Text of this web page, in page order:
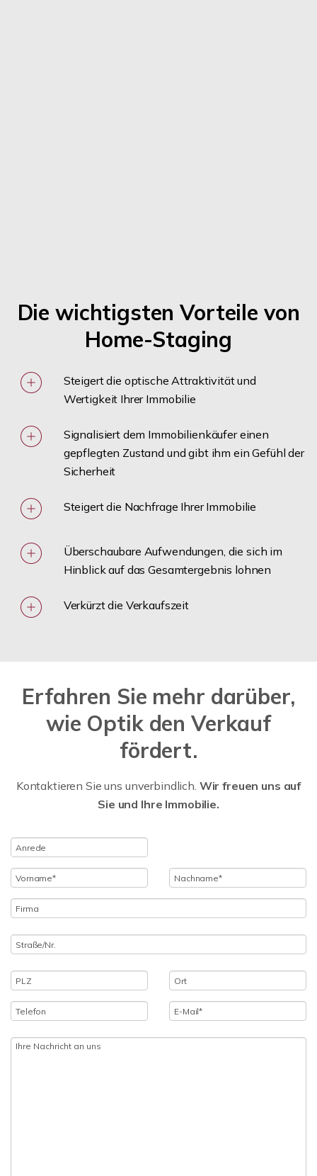
Die wichtigsten Vorteile von
Home-Staging
Steigert die optische Attraktivität und
Wertigkeit Ihrer Immobilie
Signalisiert dem Immobilienkäufer einen
gepflegten Zustand und gibt ihm ein Gefühl der
Sicherheit
Steigert die Nachfrage Ihrer Immobilie
Überschaubare Aufwendungen, die sich im
Hinblick auf das Gesamtergebnis lohnen
Verkürzt die Verkaufszeit
Erfahren Sie mehr darüber,
wie Optik den Verkauf
fördert.
Kontaktieren Sie uns unverbindlich. Wir freuen uns auf
Sie und Ihre Immobilie.